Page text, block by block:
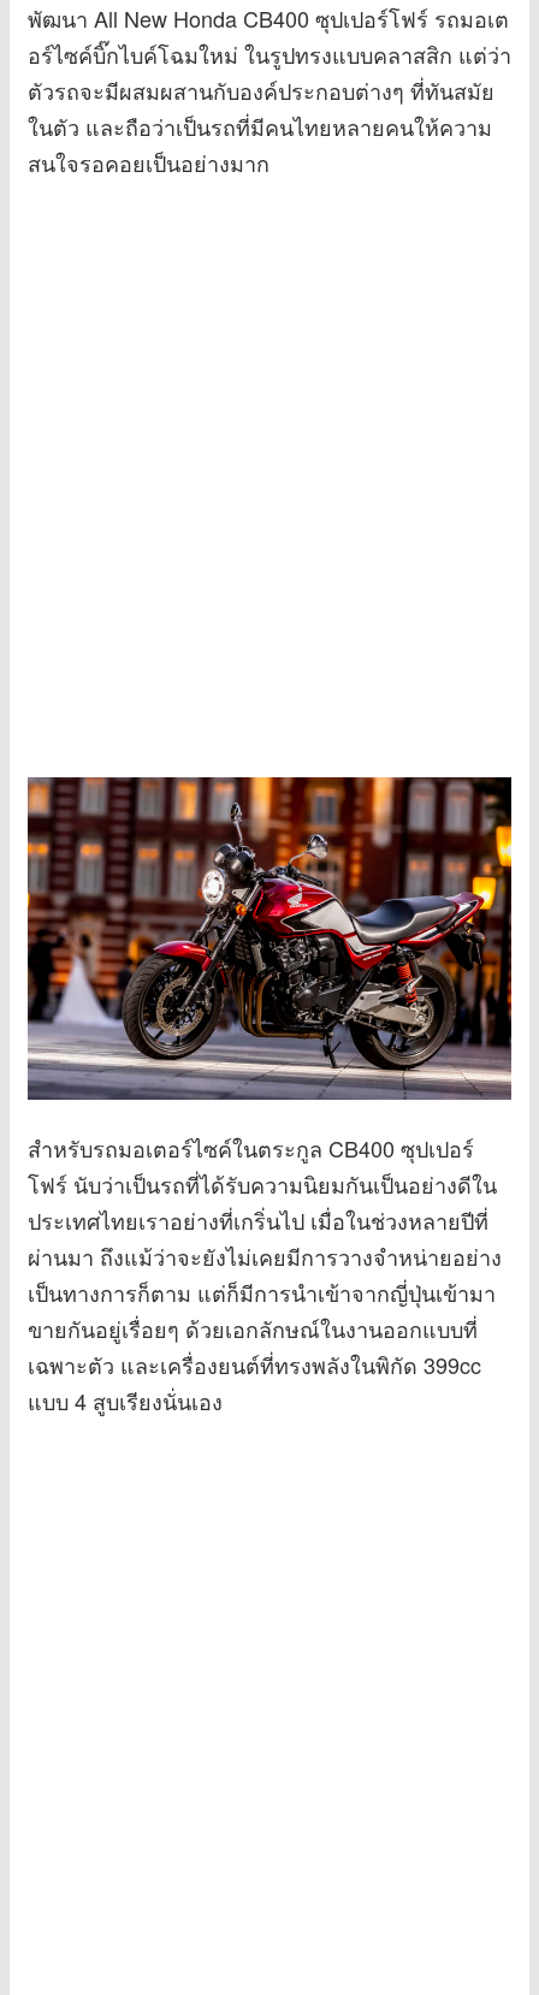
พัฒนา All New Honda CB400 ซุปเปอร์โฟร์ รถมอเต
อร์ไซค์บิ๊กไบค์โฉมใหม่ ในรูปทรงแบบคลาสสิก แต่ว่า
ตัวรถจะมีผสมผสานกับองค์ประกอบต่างๆ ที่ทันสมัย
ในตัว และถือว่าเป็นรถที่มีคนไทยหลายคนให้ความ
สนใจรอคอยเป็นอย่างมาก
สำหรับรถมอเตอร์ไซค์ในตระกูล CB400 ซุปเปอร์
โฟร์ นับว่าเป็นรถที่ได้รับความนิยมกันเป็นอย่างดีใน
ประเทศไทยเราอย่างที่เกริ่นไป เมื่อในช่วงหลายปีที่
ผ่านมา ถึงแม้ว่าจะยังไม่เคยมีการวางจำหน่ายอย่าง
เป็นทางการก็ตาม แต่ก็มีการนำเข้าจากญี่ปุ่นเข้ามา
ขายกันอยู่เรื่อยๆ ด้วยเอกลักษณ์ในงานออกแบบที่
เฉพาะตัว และเครื่องยนต์ที่ทรงพลังในพิกัด 399cc
แบบ 4 สูบเรียงนั่นเอง